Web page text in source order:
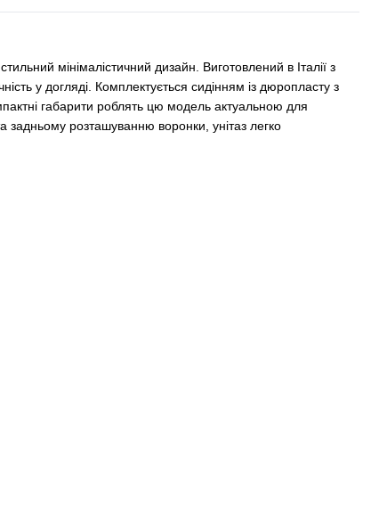
мінімалістичний дизайн. Виготовлений в Італії з
у догляді. Комплектується сидінням із дюропласту з
габарити роблять цю модель актуальною для
задньому розташуванню воронки, унітаз легко